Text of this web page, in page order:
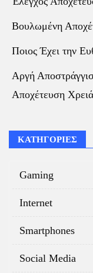
Βουλωμένη
Ποιος Έχει την
Αργή
Αποχέτευση
ΚΑΤΗΓΟΡΙΕΣ
Gaming
Internet
Smartphones
Social Media